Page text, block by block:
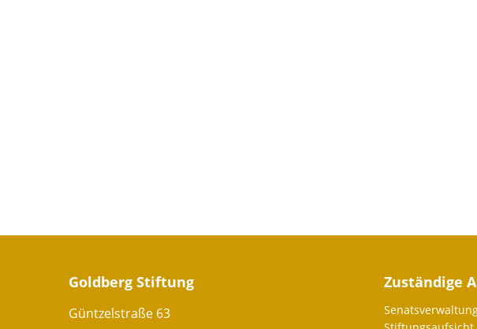
Goldberg Stiftung
Güntzelstraße 63
Zuständige